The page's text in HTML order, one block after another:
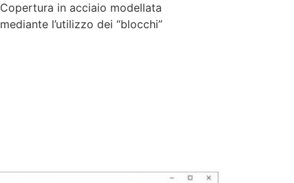
Copertura in acciaio modellata
mediante l’utilizzo dei “blocchi”